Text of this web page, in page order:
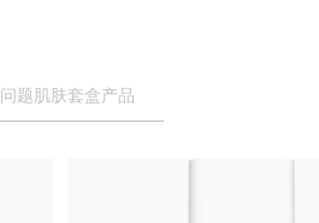
问题肌肤套盒产品